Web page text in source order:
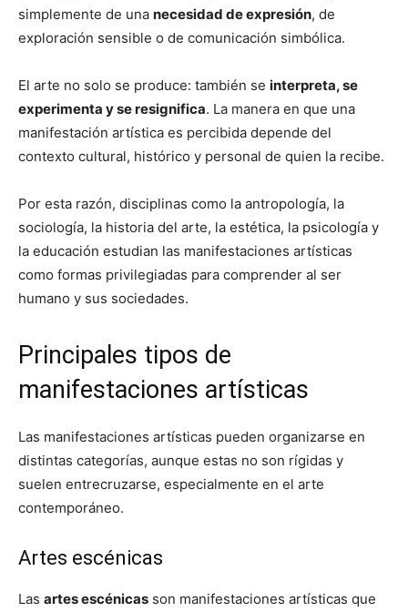
simplemente de una necesidad de expresión, de
exploración sensible o de comunicación simbólica.
El arte no solo se produce: también se interpreta, se
experimenta y se resignifica. La manera en que una
manifestación artística es percibida depende del
contexto cultural, histórico y personal de quien la recibe.
Por esta razón, disciplinas como la antropología, la
sociología, la historia del arte, la estética, la psicología y
la educación estudian las manifestaciones artísticas
como formas privilegiadas para comprender al ser
humano y sus sociedades.
Principales tipos de
manifestaciones artísticas
Las manifestaciones artísticas pueden organizarse en
distintas categorías, aunque estas no son rígidas y
suelen entrecruzarse, especialmente en el arte
contemporáneo.
Artes escénicas
Las artes escénicas son manifestaciones artísticas que